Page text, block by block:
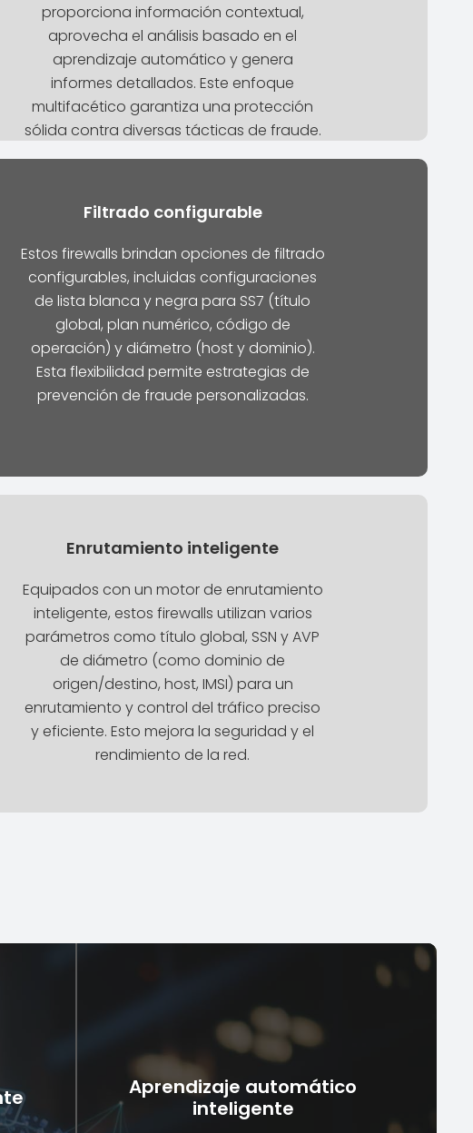
proporciona información contextual,
aprovecha el análisis basado en el
aprendizaje automático y genera
informes detallados. Este enfoque
multifacético garantiza una protección
sólida contra diversas tácticas de fraude.
Filtrado configurable
Estos firewalls brindan opciones de filtrado
configurables, incluidas configuraciones
de lista blanca y negra para SS7 (título
global, plan numérico, código de
operación) y diámetro (host y dominio).
Esta flexibilidad permite estrategias de
prevención de fraude personalizadas.
Enrutamiento inteligente
Equipados con un motor de enrutamiento
inteligente, estos firewalls utilizan varios
parámetros como título global, SSN y AVP
de diámetro (como dominio de
origen/destino, host, IMSI) para un
enrutamiento y control del tráfico preciso
y eficiente. Esto mejora la seguridad y el
rendimiento de la red.
Aprendizaje automático
inteligente